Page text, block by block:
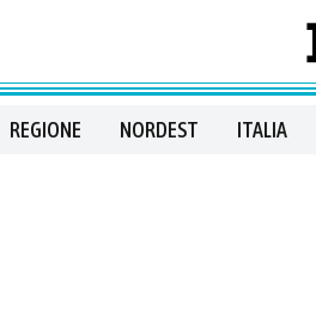
REGIONE NORDEST ITALIA